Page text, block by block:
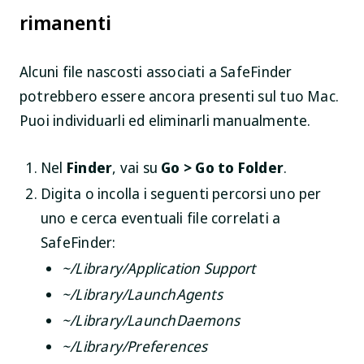
rimanenti
Alcuni file nascosti associati a SafeFinder
potrebbero essere ancora presenti sul tuo Mac.
Puoi individuarli ed eliminarli manualmente.
Nel Finder, vai su Go > Go to Folder.
Digita o incolla i seguenti percorsi uno per
uno e cerca eventuali file correlati a
SafeFinder:
~/Library/Application Support
~/Library/LaunchAgents
~/Library/LaunchDaemons
~/Library/Preferences